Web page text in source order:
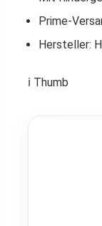
Prime-
Hersteller:
ℹ️ Thumb